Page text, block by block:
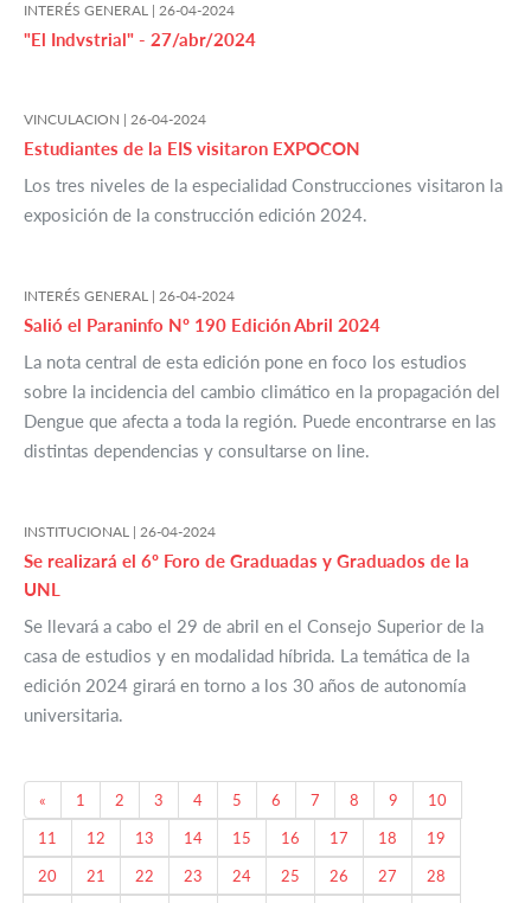
INTERÉS GENERAL | 26-04-2024
"El Indvstrial" - 27/abr/2024
VINCULACION | 26-04-2024
Estudiantes de la EIS visitaron EXPOCON
Los tres niveles de la especialidad Construcciones visitaron la
exposición de la construcción edición 2024.
INTERÉS GENERAL | 26-04-2024
Salió el Paraninfo Nº 190 Edición Abril 2024
La nota central de esta edición pone en foco los estudios
sobre la incidencia del cambio climático en la propagación del
Dengue que afecta a toda la región. Puede encontrarse en las
distintas dependencias y consultarse on line.
INSTITUCIONAL | 26-04-2024
Se realizará el 6º Foro de Graduadas y Graduados de la
UNL
Se llevará a cabo el 29 de abril en el Consejo Superior de la
casa de estudios y en modalidad híbrida. La temática de la
edición 2024 girará en torno a los 30 años de autonomía
universitaria.
« Previous
1 2 3 4 5 6 7 8 9
10
11
12 13 14 15 16 17 18
19
20
21 22 23 24 25 26 27
28